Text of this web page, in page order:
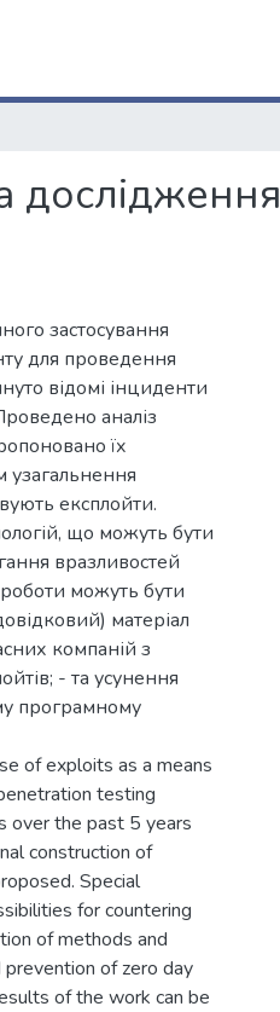
дослідження
застосування
для проведення
відомі інциденти
аналіз
їх
узагальнення
експлойти.
що можуть бути
вразливостей
можуть бути
матеріал
компаній з
- та усунення
програмному
of exploits as a means
testing
over the past 5 years
construction of
Special
for countering
of methods and
of zero day
of the work can be